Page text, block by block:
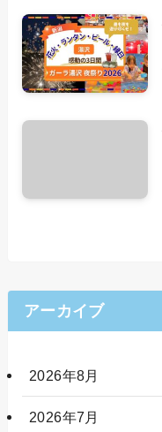
アーカイブ
2026年8月
2026年7月